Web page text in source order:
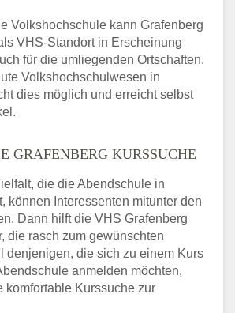
Volkshochschule kann Grafenberg
VHS-Standort in Erscheinung
für die umliegenden Ortschaften.
Volkshochschulwesen in
dies möglich und erreicht selbst
GRAFENBERG KURSSUCHE
die die Abendschule in
können Interessenten mitunter den
Dann hilft die VHS Grafenberg
die rasch zum gewünschten
denjenigen, die sich zu einem Kurs
anmelden möchten,
komfortable Kurssuche zur